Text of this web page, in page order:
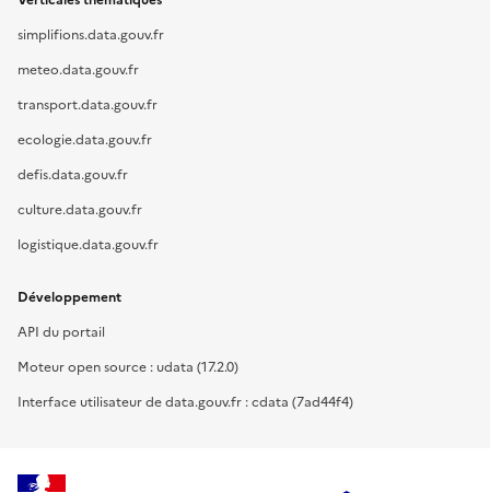
simplifions.data.gouv.fr
meteo.data.gouv.fr
transport.data.gouv.fr
ecologie.data.gouv.fr
defis.data.gouv.fr
culture.data.gouv.fr
logistique.data.gouv.fr
Développement
API du portail
Moteur open source : udata (17.2.0)
Interface utilisateur de data.gouv.fr : cdata (7ad44f4)